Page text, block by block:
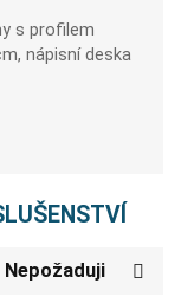
s profilem
nápisní deska
Nepožaduji